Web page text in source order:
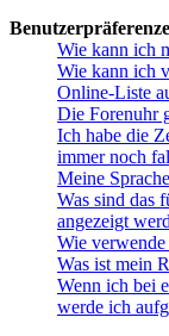
Wie kann ich
Wie kann ich
Online-Liste
Die Forenuhr
Ich habe die
immer noch
Meine
Was sind das
angezeigt
Wie
Was ist mein
Wenn ich bei
werde ich